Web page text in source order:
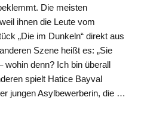
Die meisten
ihnen die Leute vom
„Die im Dunkeln“ direkt aus
Szene heißt es: „Sie
denn? Ich bin überall
spielt Hatice Bayval
jungen Asylbewerberin, die …